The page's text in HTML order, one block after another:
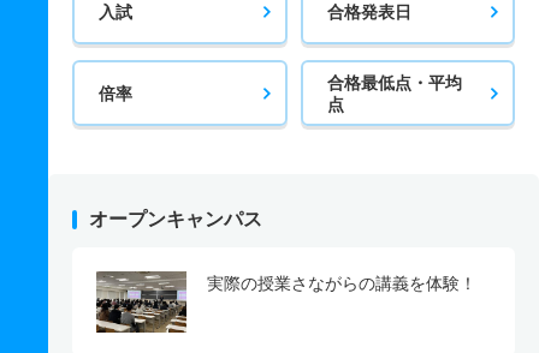
入試 合格発表日
倍率
合格最低点・平均
点
オープンキャンパス
実際の授業さながらの講義を体験！